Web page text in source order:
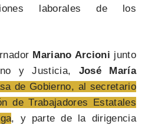
laborales de los
Mariano Arcioni junto
y Justicia, José María
de Gobierno, al secretario
de Trabajadores Estatales
, y parte de la dirigencia